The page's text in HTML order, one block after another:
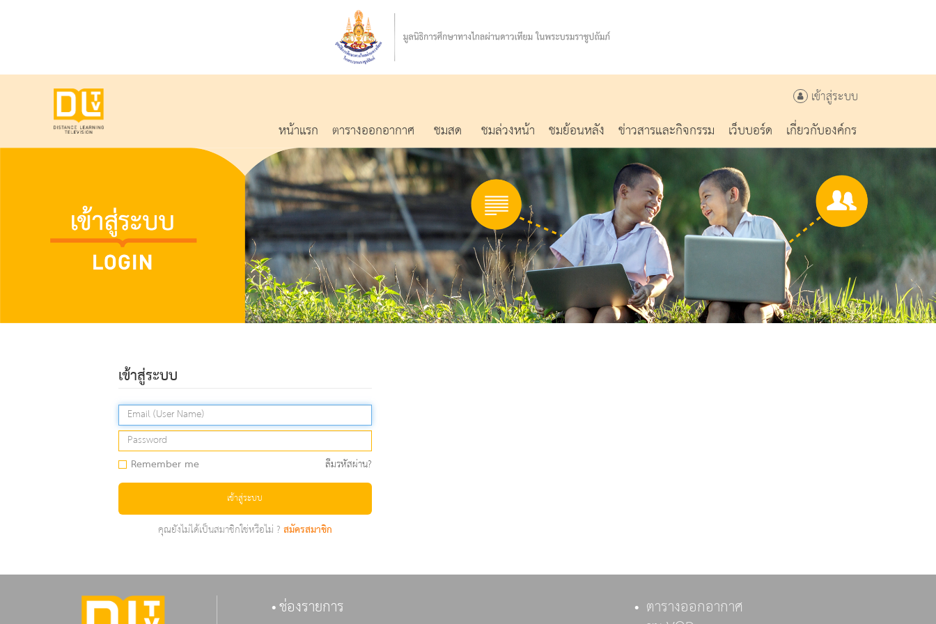
เข้าสู่ระบบ
หน้าแรก ตารางออกอากาศ ชมสด ชมล่วงหน้า ชมย้อนหลัง ข่าวสารและกิจกรรม เว็บบอร์ด เกี่ยวกับองค์กร
เข้าสู่ระบบ
Remember me ลืมรหัสผ่าน?
เข้าสู่ระบบ
คุณยังไม่ได้เป็นสมาชิกใช่หรือไม่ ?สมัครสมาชิก
ช่องรายการ ตารางออกอากาศ